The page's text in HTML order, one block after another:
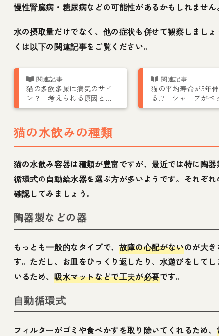
慢性腎臓病・糖尿病などの可能性があるかもしれません
水の摂取量だけでなく、他の症状も併せて観察しまし
くは以下の関連記事をご覧ください。
猫の多飲多尿は病気のサイ
ン？ 考えられる原因と病
気を獣医師が解説
猫の平均寿命が5年
る!? シャープがペ
参入で猫用トイレ発
猫の水飲みの種類
猫の水飲み容器は種類が豊富ですが、最近では特に陶
循環式の自動給水器を選ぶ方が多いようです。それぞ
確認してみましょう。
陶器製などの器
もっとも一般的なタイプで、 故障の心配がないのが大
す。ただし、お皿をひっくり返したり、水遊びをして
いるため、 吸水マットなどで工夫が必要です。
自動循環式
フィルターがゴミや食べかすを取り除いてくれるため、